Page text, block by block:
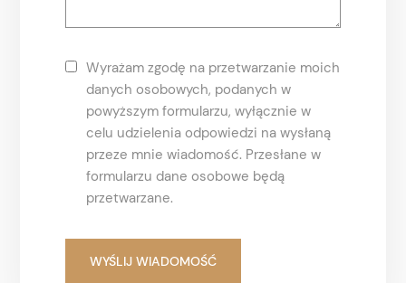
Wyrażam zgodę na przetwarzanie moich
danych osobowych, podanych w
powyższym formularzu, wyłącznie w
celu udzielenia odpowiedzi na wysłaną
przeze mnie wiadomość. Przesłane w
formularzu dane osobowe będą
przetwarzane.